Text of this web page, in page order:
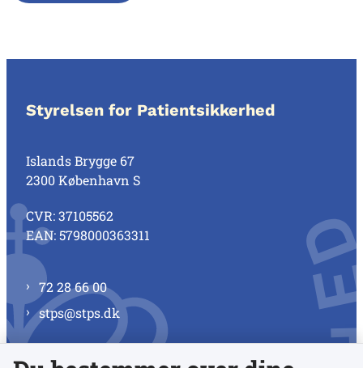
Styrelsen for Patientsikkerhed
Islands Brygge 67
2300 København S
CVR: 37105562
EAN: 5798000363311
72 28 66 00
stps@stps.dk